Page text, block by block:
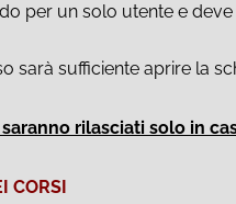
per un solo utente e
sarà sufficiente aprire la
rilasciati solo in
CORSI